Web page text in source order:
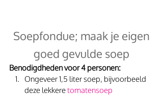
goed gevulde soep
Benodigdheden voor 4 personen:
Ongeveer 1,5 liter soep, bijvoorbeeld
deze lekkere tomatensoep